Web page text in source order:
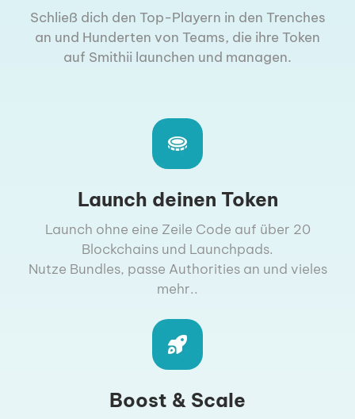
Schließ dich den Top-Playern in den Trenches
an und Hunderten von Teams, die ihre Token
auf Smithii launchen und managen.
Launch deinen Token
Launch ohne eine Zeile Code auf über 20
Blockchains und Launchpads.
Nutze Bundles, passe Authorities an und vieles
mehr..
Boost & Scale